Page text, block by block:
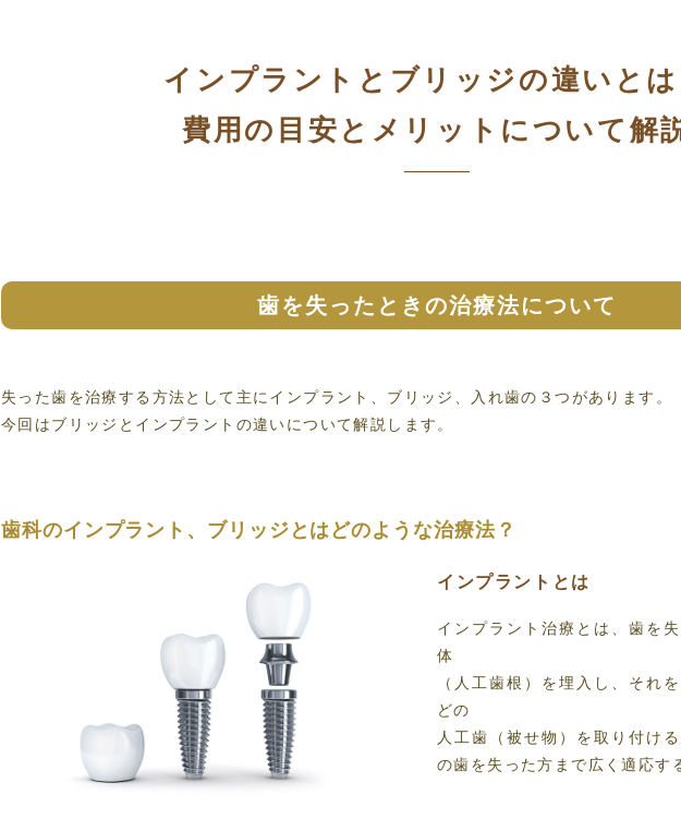
インプラントとブリッジの違い と
費用の目安とメリットについて解
歯を失ったときの治療法について
失った歯を治療する方法として主にインプラント、ブリッジ、入れ歯の３つがあります。
今回はブリッジとインプラントの違いについて解説します。
歯科のインプラント、ブリッジとは どのような治療法？
インプラントとは
インプラント治療とは、歯を
体
（人工歯根）を埋入し、それ
どの
人工歯（被せ物）を取り付け
の歯を失った方まで広く適応す